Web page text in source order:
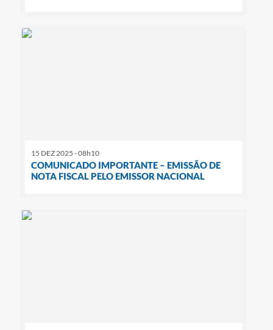
15 DEZ 2025 - 08h10
COMUNICADO IMPORTANTE – EMISSÃO DE
NOTA FISCAL PELO EMISSOR NACIONAL